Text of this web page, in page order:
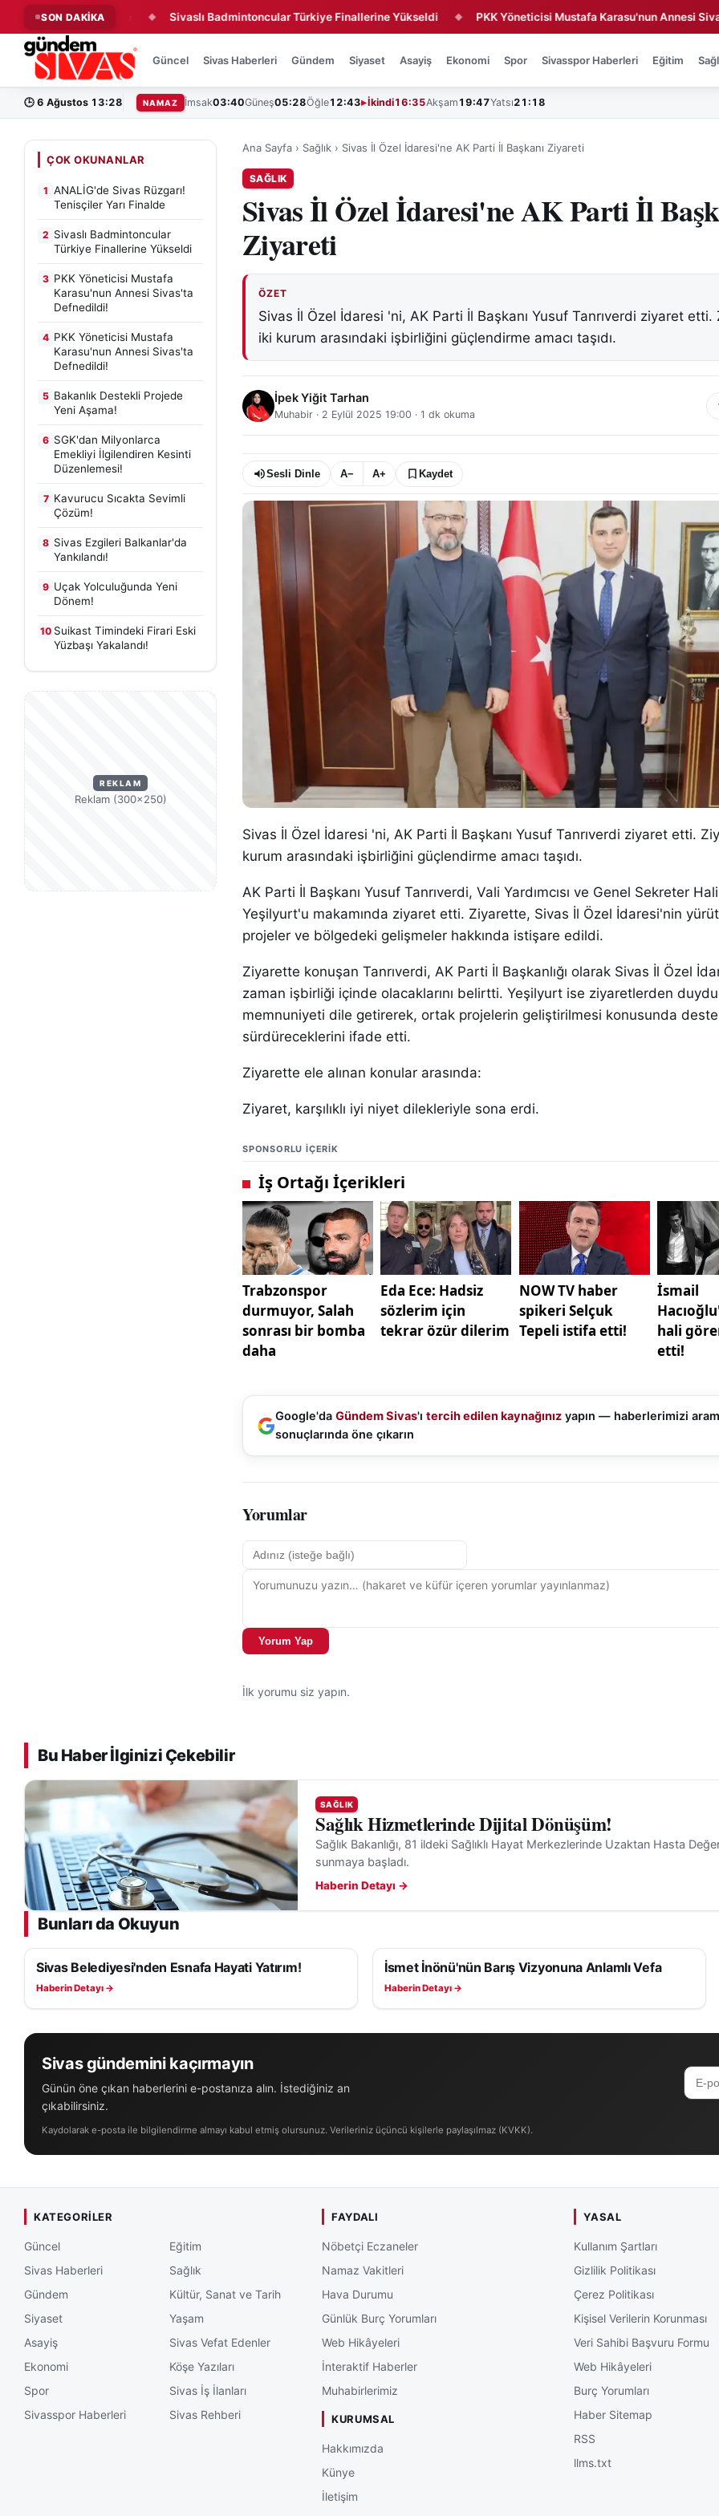
SON DAKİKA
Yarı Finalde Sivaslı Badmintoncular Türkiye Finallerine Yükseldi ◆ PKK Yöneticisi Mustafa Karasu'nun Annesi Sivas'ta
Güncel Sivas Haberleri Gündem Siyaset Asayiş Ekonomi Spor Sivasspor Haberleri Eğitim
🕒 6 Ağustos 13:28 NAMAZ İmsak03:40Güneş05:28Öğle12:43 İkindi16:35Akşam 19:47Yatsı21:18
ÇOK OKUNANLAR
1 ANALİG'de Sivas Rüzgarı!
Tenisçiler Yarı Finalde
2 Sivaslı Badmintoncular
Türkiye Finallerine Yükseldi
3 PKK Yöneticisi Mustafa
Karasu'nun Annesi Sivas'ta
Defnedildi!
4 PKK Yöneticisi Mustafa
Karasu'nun Annesi Sivas'ta
Defnedildi!
5 Bakanlık Destekli Projede
Yeni Aşama!
6 SGK'dan Milyonlarca
Emekliyi İlgilendiren Kesinti
Düzenlemesi!
7 Kavurucu Sıcakta Sevimli
Çözüm!
8 Sivas Ezgileri Balkanlar'da
Yankılandı!
9 Uçak Yolculuğunda Yeni
Dönem!
10 Suikast Timindeki Firari Eski
Yüzbaşı Yakalandı!
REKLAM
Reklam (300×250)
Ana Sayfa › Sağlık › Sivas İl Özel İdaresi'ne AK Parti İl Başkanı Ziyareti
SAĞLIK
Sivas İl Özel İdaresi'ne AK Parti İl
Ziyareti
ÖZET
Sivas İl Özel İdaresi 'ni, AK Parti İl Başkanı Yusuf Tanrıverdi ziyaret etti.
iki kurum arasındaki işbirliğini güçlendirme amacı taşıdı.
İpek Yiğit Tarhan
Muhabir · 2 Eylül 2025 19:00 · 1 dk okuma
Sesli Dinle A− A+ Kaydet
Sivas İl Özel İdaresi 'ni, AK Parti İl Başkanı Yusuf Tanrıverdi ziyaret etti.
kurum arasındaki işbirliğini güçlendirme amacı taşıdı.
AK Parti İl Başkanı Yusuf Tanrıverdi, Vali Yardımcısı ve Genel Sekreter
Yeşilyurt'u makamında ziyaret etti. Ziyarette, Sivas İl Özel İdaresi'nin
projeler ve bölgedeki gelişmeler hakkında istişare edildi.
Ziyarette konuşan Tanrıverdi, AK Parti İl Başkanlığı olarak Sivas İl Özel
zaman işbirliği içinde olacaklarını belirtti. Yeşilyurt ise ziyaretlerden
memnuniyeti dile getirerek, ortak projelerin geliştirilmesi konusunda
sürdüreceklerini ifade etti.
Ziyarette ele alınan konular arasında:
Ziyaret, karşılıklı iyi niyet dilekleriyle sona erdi.
SPONSORLU IÇERIK
Google'da Gündem Sivas'ı tercih edilen kaynağınız yapın — haberlerimizi
sonuçlarında öne çıkarın
Yorumlar
Yorum Yap
İlk yorumu siz yapın.
Bu Haber İlginizi Çekebilir
SAĞLIK
Sağlık Hizmetlerinde Dijital Dönüşüm!
Sağlık Bakanlığı, 81 ildeki Sağlıklı Hayat Merkezlerinde Uzaktan Hasta
sunmaya başladı.
Haberin Detayı →
Bunları da Okuyun
SAĞLIK
Sivas Belediyesi'nden Esnafa Hayati Yatırım!
Haberin Detayı →
SAĞLIK
İsmet İnönü'nün Barış Vizyonuna Anlamlı Vefa
Haberin Detayı →
Sivas gündemini kaçırmayın
Günün öne çıkan haberlerini e-postanıza alın. İstediğiniz an
çıkabilirsiniz.
Kaydolarak e-posta ile bilgilendirme almayı kabul etmiş olursunuz. Verileriniz üçüncü kişilerle paylaşılmaz (KVKK).
KATEGORILER
Güncel
Sivas Haberleri
Gündem
Siyaset
Asayiş
Ekonomi
Spor
Sivasspor Haberleri
Eğitim
Sağlık
Kültür, Sanat ve Tarih
Yaşam
Sivas Vefat Edenler
Köşe Yazıları
Sivas İş İlanları
Sivas Rehberi
FAYDALI
Nöbetçi Eczaneler
Namaz Vakitleri
Hava Durumu
Günlük Burç Yorumları
Web Hikâyeleri
İnteraktif Haberler
Muhabirlerimiz
KURUMSAL
Hakkımızda
Künye
İletişim
YASAL
Kullanım Şartları
Gizlilik Politikası
Çerez Politikası
Kişisel Verilerin Korunması
Veri Sahibi Başvuru Formu
Web Hikâyeleri
Burç Yorumları
Haber Sitemap
RSS
llms.txt